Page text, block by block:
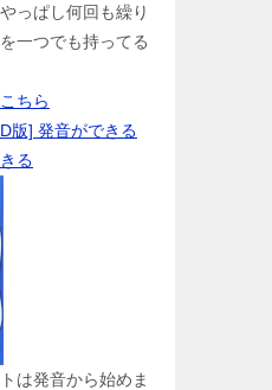
っぱし何回も繰り
一つでも持ってる
ちら
版] 発音ができる
る
は発音から始めま